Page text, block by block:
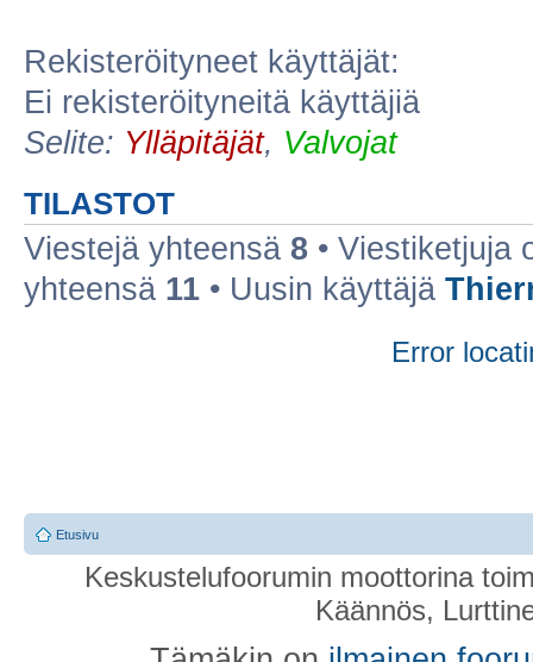
Rekisteröityneet käyttäjät:
Ei rekisteröityneitä käyttäjiä
Selite: Ylläpitäjät, Valvojat
TILASTOT
Viestejä yhteensä 8 • Viestiketjuja
yhteensä 11 • Uusin käyttäjä
Error
Etusivu
Keskustelufoorumin moottorina
Käännös,